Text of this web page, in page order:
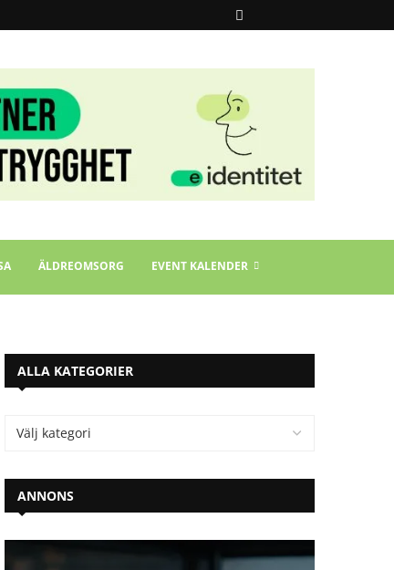
ÄLDREOMSORG EVENT KALENDER
ALLA KATEGORIER
ANNONS